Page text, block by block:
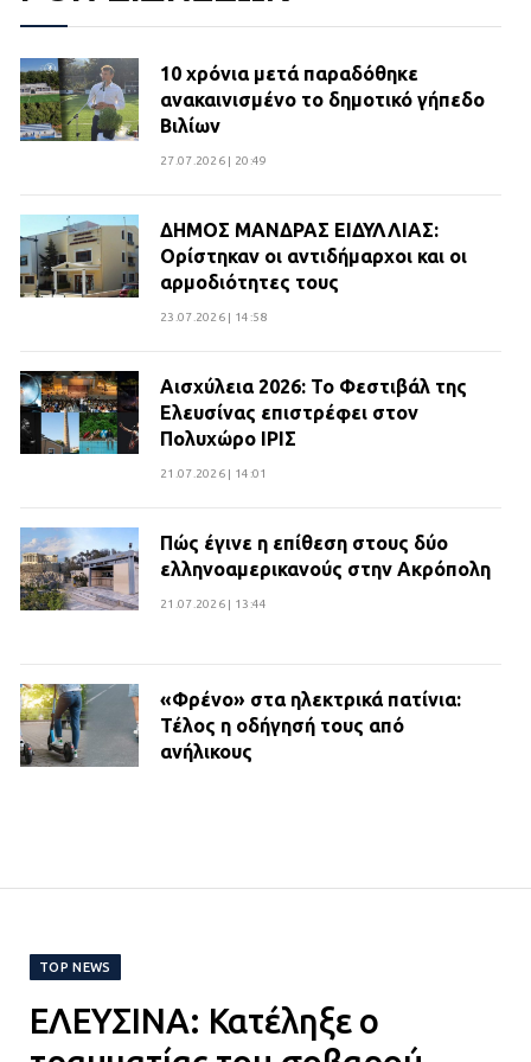
10 χρόνια μετά παραδόθηκε
ανακαινισμένο το δημοτικό γήπεδο
Βιλίων
27.07.2026 | 20:49
ΔΗΜΟΣ ΜΑΝΔΡΑΣ ΕΙΔΥΛΛΙΑΣ:
Ορίστηκαν οι αντιδήμαρχοι και οι
αρμοδιότητες τους
23.07.2026 | 14:58
Αισχύλεια 2026: Το Φεστιβάλ της
Ελευσίνας επιστρέφει στον
Πολυχώρο ΙΡΙΣ
21.07.2026 | 14:01
Πώς έγινε η επίθεση στους δύο
ελληνοαμερικανούς στην Ακρόπολη
21.07.2026 | 13:44
«Φρένο» στα ηλεκτρικά πατίνια:
Τέλος η οδήγησή τους από
ανήλικους
Βριλήσσια: Αυτοκίνητο έσπασε
τζαμαρία και μπήκε μέσα σε μαγαζί
TOP NEWS
ΕΛΕΥΣΙΝΑ: Κατέληξε ο